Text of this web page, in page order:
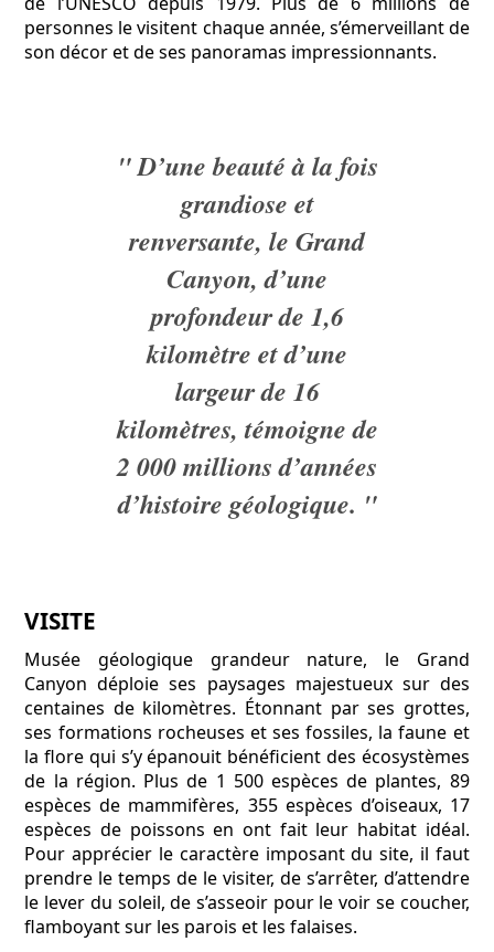
personnes le visitent chaque année, s’émerveillant de
son décor et de ses panoramas impressionnants.
" D’une beauté à la fois
grandiose et
renversante, le Grand
Canyon, d’une
profondeur de 1,6
kilomètre et d’une
largeur de 16
kilomètres, témoigne de
2 000 millions d’années
d’histoire géologique. "
VISITE
Musée géologique grandeur nature, le Grand
Canyon déploie ses paysages majestueux sur des
centaines de kilomètres. Étonnant par ses grottes,
ses formations rocheuses et ses fossiles, la faune et
la flore qui s’y épanouit bénéficient des écosystèmes
de la région. Plus de 1 500 espèces de plantes, 89
espèces de mammifères, 355 espèces d’oiseaux, 17
espèces de poissons en ont fait leur habitat idéal.
Pour apprécier le caractère imposant du site, il faut
prendre le temps de le visiter, de s’arrêter, d’attendre
le lever du soleil, de s’asseoir pour le voir se coucher,
flamboyant sur les parois et les falaises.